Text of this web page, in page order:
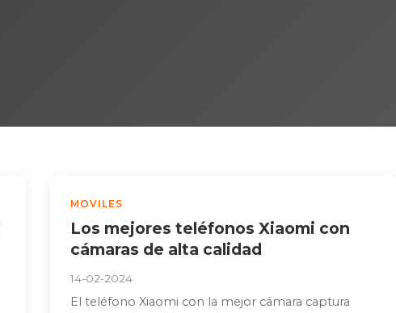
MOVILES
Los mejores teléfonos Xiaomi con
cámaras de alta calidad
14-02-2024
El teléfono Xiaomi con la mejor cámara captura